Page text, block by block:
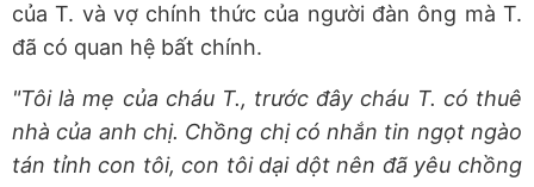
của T. và vợ chính thức của người đàn ông mà T.
đã có quan hệ bất chính.
"Tôi là mẹ của cháu T., trước đây cháu T. có thuê
nhà của anh chị. Chồng chị có nhắn tin ngọt ngào
tán tỉnh con tôi, con tôi dại dột nên đã yêu chồng